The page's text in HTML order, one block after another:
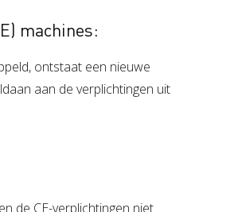
machines:
ontstaat een nieuwe
aan de verplichtingen uit
de CE-verplichtingen niet